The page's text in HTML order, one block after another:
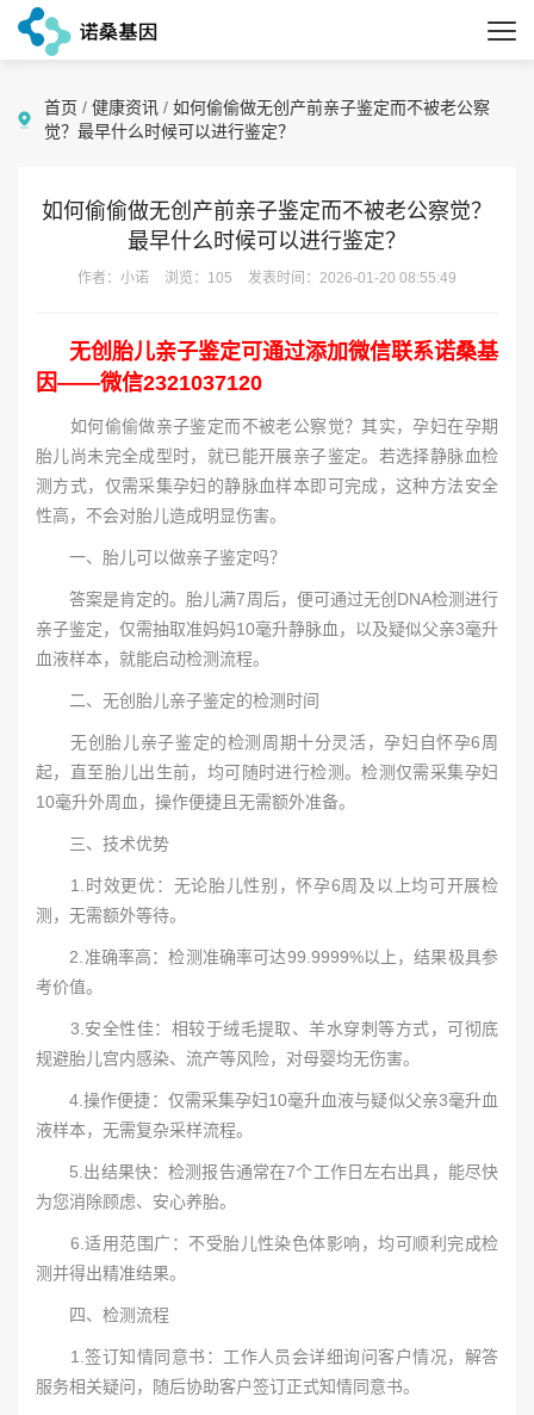
首页 / 健康资讯 / 如何偷偷做无创产前亲子鉴定而不被老公察
觉？最早什么时候可以进行鉴定？
如何偷偷做无创产前亲子鉴定而不被老公察觉？
最早什么时候可以进行鉴定？
作者：小诺 浏览：105 发表时间：2026-01-20 08:55:49
无创胎儿亲子鉴定可通过添加微信联系诺桑基
因——微信2321037120
如何偷偷做亲子鉴定而不被老公察觉？其实，孕妇在孕期
胎儿尚未完全成型时，就已能开展亲子鉴定。若选择静脉血检
测方式，仅需采集孕妇的静脉血样本即可完成，这种方法安全
性高，不会对胎儿造成明显伤害。
一、胎儿可以做亲子鉴定吗？
答案是肯定的。胎儿满7周后，便可通过无创DNA检测进行
亲子鉴定，仅需抽取准妈妈10毫升静脉血，以及疑似父亲3毫升
血液样本，就能启动检测流程。
二、无创胎儿亲子鉴定的检测时间
无创胎儿亲子鉴定的检测周期十分灵活，孕妇自怀孕6周
起，直至胎儿出生前，均可随时进行检测。检测仅需采集孕妇
10毫升外周血，操作便捷且无需额外准备。
三、技术优势
1.时效更优：无论胎儿性别，怀孕6周及以上均可开展检
测，无需额外等待。
2.准确率高：检测准确率可达99.9999%以上，结果极具参
考价值。
3.安全性佳：相较于绒毛提取、羊水穿刺等方式，可彻底
规避胎儿宫内感染、流产等风险，对母婴均无伤害。
4.操作便捷：仅需采集孕妇10毫升血液与疑似父亲3毫升血
液样本，无需复杂采样流程。
5.出结果快：检测报告通常在7个工作日左右出具，能尽快
为您消除顾虑、安心养胎。
6.适用范围广：不受胎儿性染色体影响，均可顺利完成检
测并得出精准结果。
四、检测流程
1.签订知情同意书：工作人员会详细询问客户情况，解答
服务相关疑问，随后协助客户签订正式知情同意书。